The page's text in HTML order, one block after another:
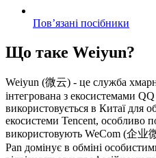
Пов’язані посібники
Що таке Weiyun?
Weiyun (微云) - це служба
інтегрована з екосистемами
використовується в Китаї для
екосистеми Tencent, особливо
використовують WeCom (企业
Pan домінує в обміні